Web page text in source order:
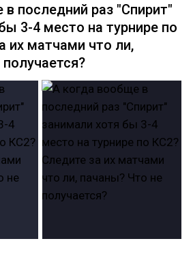
последний раз "Спирит"
3-4 место на турнире по
их матчами что ли,